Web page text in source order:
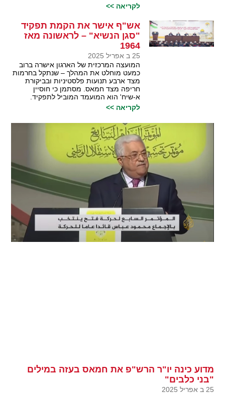
לקריאה >>
אש"ף אישר את הקמת תפקיד
"סגן הנשיא" – לראשונה מאז
1964
25 ב אפריל 2025
המועצה המרכזית של הארגון אישרה ברוב
כמעט מוחלט את המהלך – שנתקל בחרמות
מצד ארבע תנועות פלסטיניות ובביקורת
חריפה מצד חמאס. מסתמן כי חוסיין
א-שיח' הוא המועמד המוביל לתפקיד.
לקריאה >>
מדוע כינה יו"ר הרש"פ את חמאס בעזה במילים
"בני כלבים"
25 ב אפריל 2025